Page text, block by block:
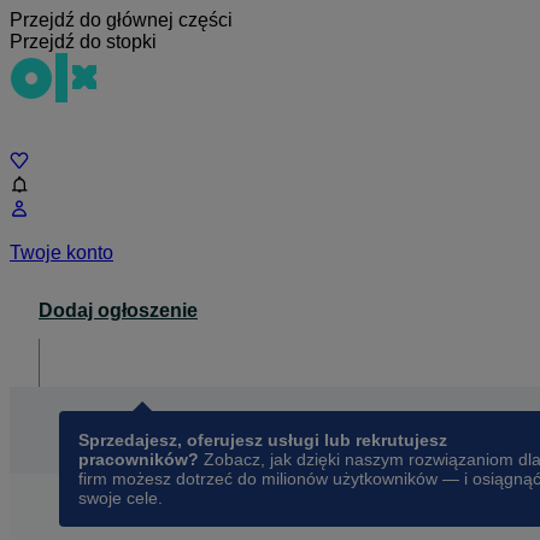
Przejdź do głównej części
Przejdź do stopki
Twoje konto
Dodaj ogłoszenie
Sprzedajesz, oferujesz usługi lub rekrutujesz
pracowników? Zobacz, jak dzięki naszym rozwiązaniom dla
firm możesz dotrzeć do milionów użytkowników — i osiągnąć
swoje cele.